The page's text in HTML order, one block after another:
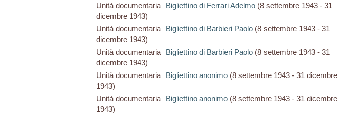
Unità documentaria
Bigliettino di Ferrari Adelmo(8 settembre 1943 - 31
dicembre 1943)
Unità documentaria
Bigliettino di Barbieri Paolo (8 settembre 1943 - 31
dicembre 1943)
Unità documentaria
Bigliettino di Barbieri Paolo (8 settembre 1943 - 31
dicembre 1943)
Unità documentaria
Bigliettino anonimo (8 settembre 1943 - 31 dicembre
1943)
Unità documentaria
Bigliettino anonimo (8 settembre 1943 - 31 dicembre
1943)